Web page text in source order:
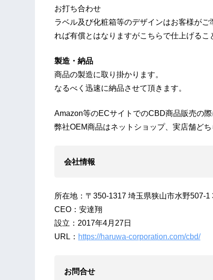
お打ち合わせ
ラベル及び化粧箱等のデザインはお客様が
れば有償とはなりますがこちらで仕上げるこ
製造・納品
商品の製造に取り掛かります。
なるべく迅速に納品させて頂きます。
Amazon等のECサイトでのCBD商品販売の
弊社OEM商品はネットショップ、実店舗どち
会社情報
所在地：〒350-1317 埼玉県狭山市水野507-1
CEO：安達翔
設立：2017年4月27日
URL： https://haruwa-corporation.com/cbd/
お問合せ